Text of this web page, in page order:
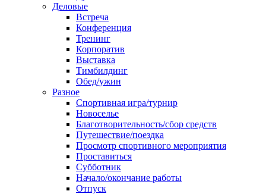
Деловые
Встреча
Конференция
Тренинг
Корпоратив
Выставка
Тимбилдинг
Обед/ужин
Разное
Спортивная игра/турнир
Новоселье
Благотворительность/сбор средств
Путешествие/поездка
Просмотр спортивного мероприятия
Проставиться
Субботник
Начало/окончание работы
Отпуск